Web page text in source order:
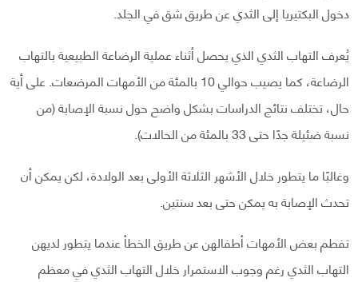
دخول البكتيريا إلى الثدي عن طريق شق في الجلد.
يُعرف التهاب الثدي الذي يحصل أثناء عملية الرضاعة الطبيعية بالتهاب
الرضاعة، كما يصيب حوالي 10 بالمئة من الأمهات المرضعات. على أية
حال، تختلف نتائج الدراسات بشكل واضح حول نسبة الإصابة (من
نسبة ضئيلة جدًا حتى 33 بالمئة من الحالات).
وغالبًا ما يتطور خلال الأشهر الثلاثة الأولى بعد الولادة، لكن يمكن أن
تحدث الإصابة به يمكن حتى بعد سنتين.
تفطم بعض الأمهات أطفالهن عن طريق الخطأ عندما يتطور لديهن
التهاب الثدي رغم وجوب الاستمرار خلال التهاب الثدي في معظم